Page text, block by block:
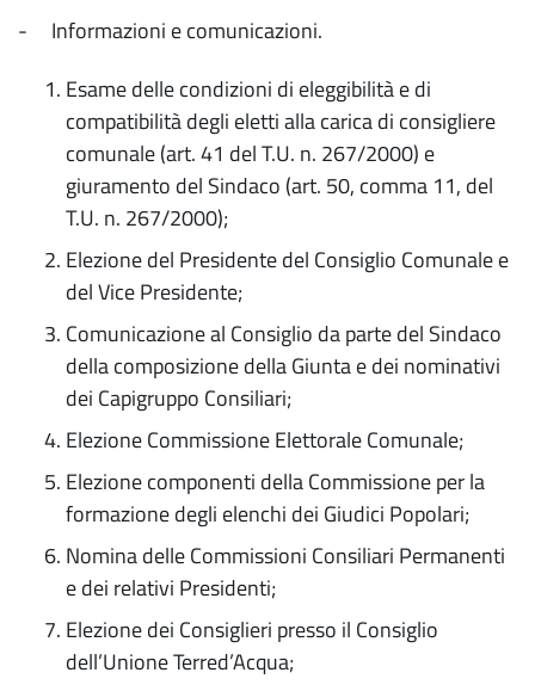
- Informazioni e comunicazioni.
Esame delle condizioni di eleggibilità e di
compatibilità degli eletti alla carica di consigliere
comunale (art. 41 del T.U. n. 267/2000) e
giuramento del Sindaco (art. 50, comma 11, del
T.U. n. 267/2000);
Elezione del Presidente del Consiglio Comunale e
del Vice Presidente;
Comunicazione al Consiglio da parte del Sindaco
della composizione della Giunta e dei nominativi
dei Capigruppo Consiliari;
Elezione Commissione Elettorale Comunale;
Elezione componenti della Commissione per la
formazione degli elenchi dei Giudici Popolari;
Nomina delle Commissioni Consiliari Permanenti
e dei relativi Presidenti;
Elezione dei Consiglieri presso il Consiglio
dell’Unione Terred’Acqua;